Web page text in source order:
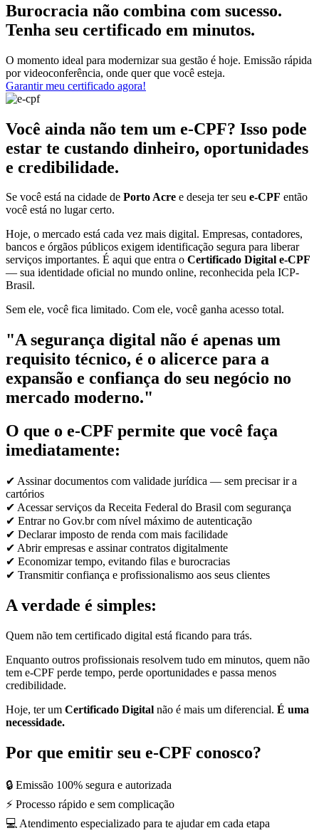
Burocracia não combina com sucesso.
Tenha seu certificado em minutos.
O momento ideal para modernizar sua gestão é hoje. Emissão rápida
por videoconferência, onde quer que você esteja.
Garantir meu certificado agora!
Você ainda não tem um e-CPF? Isso pode
estar te custando dinheiro, oportunidades
e credibilidade.
Se você está na cidade de Porto Acre e deseja ter seu e-CPF então
você está no lugar certo.
Hoje, o mercado está cada vez mais digital. Empresas, contadores,
bancos e órgãos públicos exigem identificação segura para liberar
serviços importantes. É aqui que entra o Certificado Digital e-CPF
— sua identidade oficial no mundo online, reconhecida pela ICP-
Brasil.
Sem ele, você fica limitado. Com ele, você ganha acesso total.
"A segurança digital não é apenas um
requisito técnico, é o alicerce para a
expansão e confiança do seu negócio no
mercado moderno."
O que o e-CPF permite que você faça
imediatamente:
✔ Assinar documentos com validade jurídica — sem precisar ir a
cartórios
✔ Acessar serviços da Receita Federal do Brasil com segurança
✔ Entrar no Gov.br com nível máximo de autenticação
✔ Declarar imposto de renda com mais facilidade
✔ Abrir empresas e assinar contratos digitalmente
✔ Economizar tempo, evitando filas e burocracias
✔ Transmitir confiança e profissionalismo aos seus clientes
A verdade é simples:
Quem não tem certificado digital está ficando para trás.
Enquanto outros profissionais resolvem tudo em minutos, quem não
tem e-CPF perde tempo, perde oportunidades e passa menos
credibilidade.
Hoje, ter um Certificado Digital não é mais um diferencial. É uma
necessidade.
Por que emitir seu e-CPF conosco?
🔒 Emissão 100% segura e autorizada
⚡ Processo rápido e sem complicação
💻 Atendimento especializado para te ajudar em cada etapa